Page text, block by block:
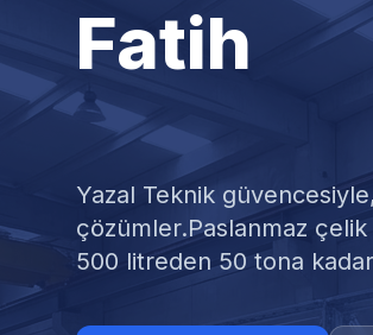
Fatih
Silindirik
Yazal Teknik güvencesiyle,
çözümler.Paslanmaz
500 litreden 50 tona